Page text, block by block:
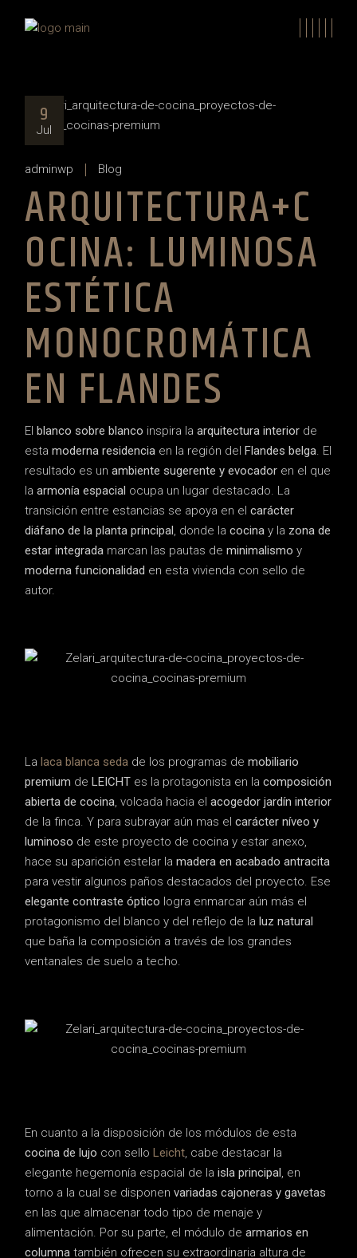
9
Jul
adminwp Blog
ARQUITECTURA+C
OCINA: LUMINOSA
ESTÉTICA
MONOCROMÁTICA
EN FLANDES
Elblanco sobre blanco inspira laarquitectura interior de
estamoderna residencia en la región delFlandes belga. El
resultado es unambiente sugerente y evocador en el que
laarmonía espacial ocupa un lugar destacado. La
transición entre estancias se apoya en elcarácter
diáfano de la planta principal, donde lacocina y la zona de
estar integrada marcan las pautas deminimalismo y
moderna funcionalidad en esta vivienda con sello de
autor.
Lalaca blanca seda de los programas demobiliario
premium deLEICHT es la protagonista en lacomposición
abierta de cocina, volcada hacia elacogedor jardín interior
de la finca. Y para subrayar aún mas elcarácter níveo y
luminoso de este proyecto de cocina y estar anexo,
hace su aparición estelar lamadera en acabado antracita
para vestir algunos paños destacados del proyecto. Ese
elegante contraste óptico logra enmarcar aún más el
protagonismo del blanco y del reflejo de laluz natural
que baña la composición a través de los grandes
ventanales de suelo a techo.
En cuanto a la disposición de los módulos de esta
cocina de lujo con selloLeicht, cabe destacar la
elegante hegemonía espacial de la isla principal, en
torno a la cual se disponenvariadas cajoneras y gavetas
en las que almacenar todo tipo de menaje y
alimentación. Por su parte, el módulo dearmarios en
columna también ofrecen su extraordinaria altura de